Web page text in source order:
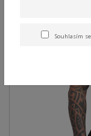
Souhlasím se